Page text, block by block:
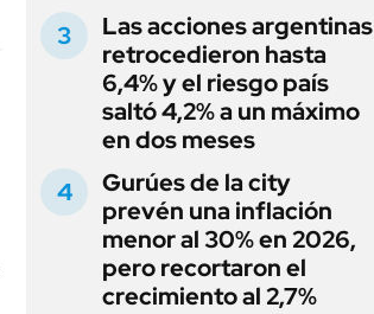
Las acciones argentinas
retrocedieron hasta
6,4% y el riesgo país
saltó 4,2% a un máximo
en dos meses
Gurúes de la city
prevén una inflación
menor al 30% en 2026,
pero recortaron el
crecimiento al 2,7%